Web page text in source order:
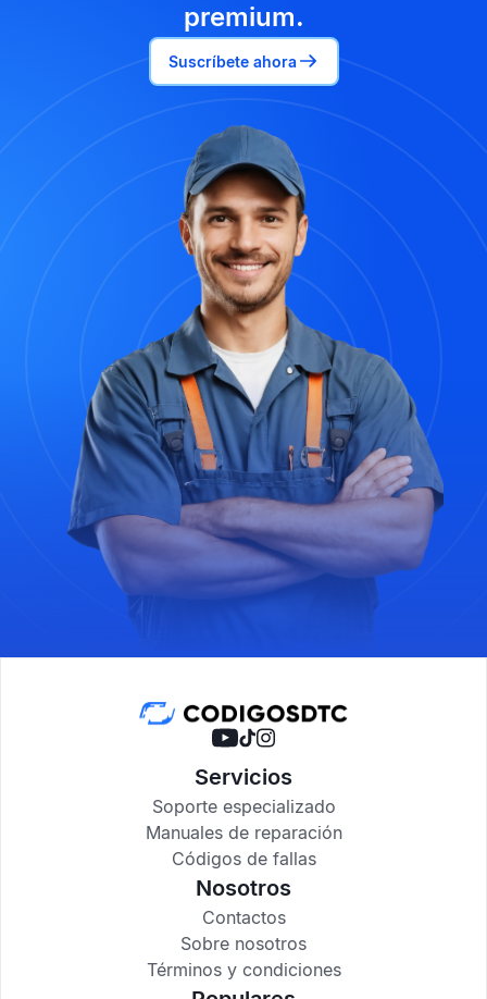
premium.
Suscríbete ahora
Servicios
Soporte especializado
Manuales de reparación
Códigos de fallas
Nosotros
Contactos
Sobre nosotros
Términos y condiciones